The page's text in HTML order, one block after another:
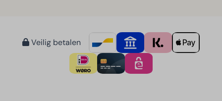
Veilig betalen